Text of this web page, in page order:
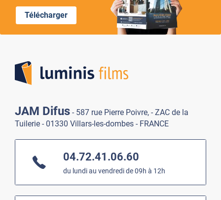
Télécharger
JAM Difus - 587 rue Pierre Poivre, - ZAC de la
Tuilerie - 01330 Villars-les-dombes - FRANCE
04.72.41.06.60
du lundi au vendredi de 09h à 12h